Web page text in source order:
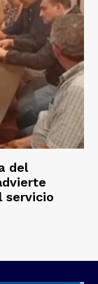
del
servicio